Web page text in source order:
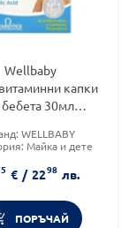
Wellbaby
капки
бебета 30мл
WELLBABY
Майка и дете
€ / 2298 лв.
ПОРЪЧАЙ